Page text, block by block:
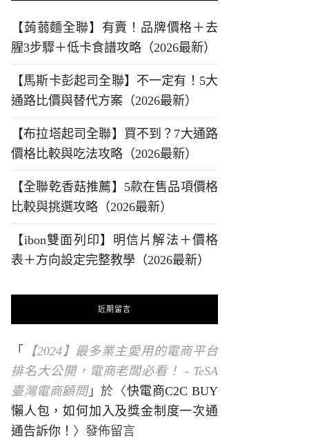
【蒟蒻麵全聯】有賣！品牌價格＋去
腥3步驟＋低卡食譜攻略（2026最新）
【馬斯卡彭起司全聯】不一定有！5大
通路比價與替代方案（2026最新）
【布拉塔起司全聯】買不到？7大通路
價格比較與吃法攻略（2026最新）
【全聯乾香菇推薦】5款在售品項價格
比較與挑選攻略（2026最新）
【ibon雙面列印】明信片解法＋價格
表＋方向設定完整教學（2026最新）
近期留言
「
【2024】最多業主愛用的電商平台
排名大公開，電商老闆必看！ - TeSA
臺灣電商顧問」於〈快電商C2C BUY
懶人包，如何加入及獎金制度一次通
通告訴你！ 〉發佈留言